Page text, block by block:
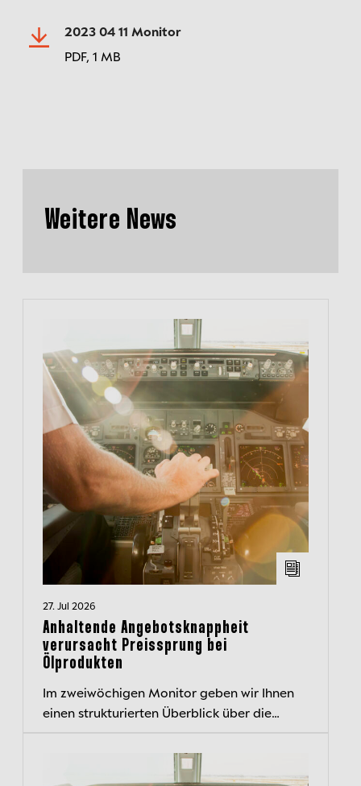
2023 04 11 Monitor
PDF, 1 MB
Weitere News
27. Jul 2026
Anhaltende Angebotsknappheit
verursacht Preissprung bei
Ölprodukten
Im zweiwöchigen Monitor geben wir Ihnen
einen strukturierten Überblick über die
wichtige Entwicklungen.